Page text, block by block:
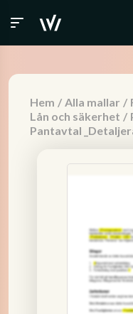
Hem / Alla mallar /
Lån och säkerhet /
Pantavtal